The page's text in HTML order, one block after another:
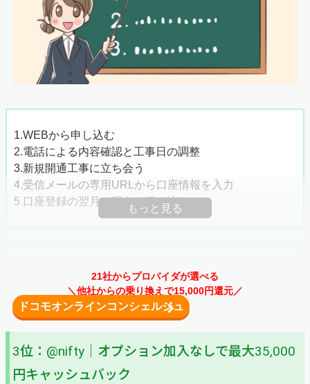
STEP4
開通から4ヶ月後に指定口座へ振り込み
申し込み時に作成したメールアドレス宛に口座情報の登録
依頼メールが届きます。メールを確認次第、速やかに登録
口座を登録した翌月末に、キャッシュバックが振り込まれ
ます。振り込みが無事完了したか、早めに確認しましょ
う。
1.WEBから申し込む
2.電話による内容確認と工事日の調整
3.新規開通工事に立ち会う
4.受信メールの専用URLから口座情報を入力
5.口座登録の翌月に現金が振り込まれる
WEBから申し込む
ら、ページ右上の「お申込み」という赤いボタンを押して
ください。
もっと見る
21社からプロバイダが選べる
＼他社からの乗り換えで15,000円還元／
ドコモオンラインコンシェルジュ
3位：@nifty｜オプション加入なしで最大35,000
円キャッシュバック